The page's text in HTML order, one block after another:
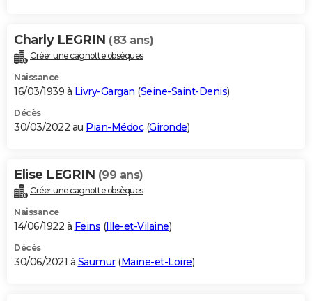
Charly LEGRIN (83 ans)
Créer une cagnotte obsèques
Naissance
16/03/1939 à Livry-Gargan (Seine-Saint-Denis)
Décès
30/03/2022 au Pian-Médoc(Gironde)
Elise LEGRIN (99 ans)
Créer une cagnotte obsèques
Naissance
14/06/1922 à Feins (Ille-et-Vilaine)
Décès
30/06/2021 à Saumur(Maine-et-Loire)